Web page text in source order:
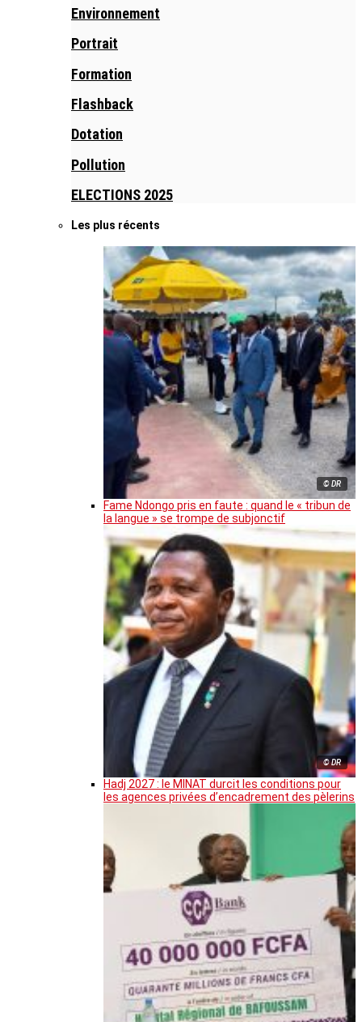
Environnement
Portrait
Formation
Flashback
Dotation
Pollution
ELECTIONS 2025
Les plus récents
© DR
Fame Ndongo pris en faute : quand le « tribun de
la langue » se trompe de subjonctif
© DR
Hadj 2027 : le MINAT durcit les conditions pour
les agences privées d’encadrement des pèlerins